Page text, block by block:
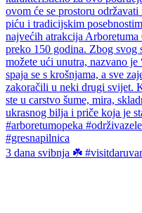
3 dana svibnja ☘️